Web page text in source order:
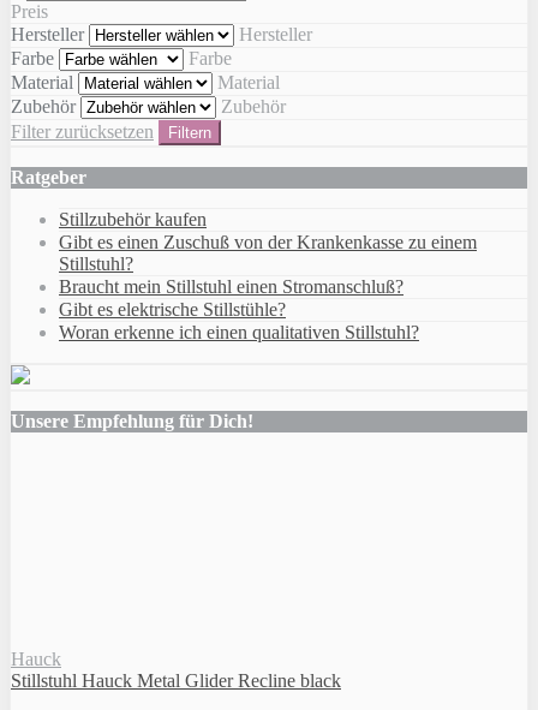
Preis
Hersteller
Hersteller
Farbe
Farbe
Material
Material
Zubehör
Zubehör
Filter zurücksetzen
Filtern
Ratgeber
Stillzubehör kaufen
Gibt es einen Zuschuß von der Krankenkasse zu einem
Stillstuhl?
Braucht mein Stillstuhl einen Stromanschluß?
Gibt es elektrische Stillstühle?
Woran erkenne ich einen qualitativen Stillstuhl?
Unsere Empfehlung für Dich!
Hauck
Stillstuhl Hauck Metal Glider Recline black